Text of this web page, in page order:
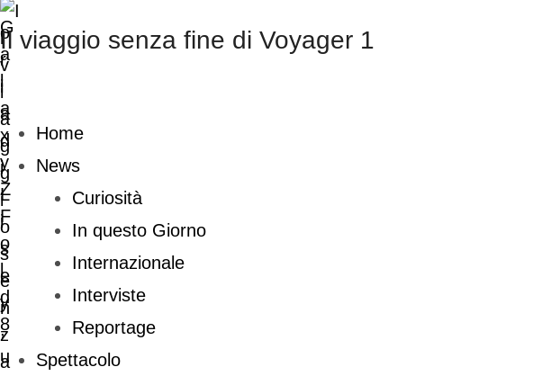
Il viaggio senza fine di Voyager 1
Home
News
Curiosità
In questo Giorno
Internazionale
Interviste
Reportage
Spettacolo